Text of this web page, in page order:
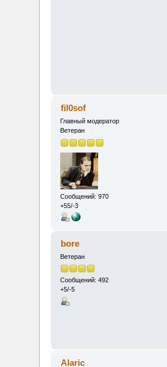
fil0sof
Главный модератор
Ветеран
Сообщений: 970
+55/-3
bore
Ветеран
Сообщений: 492
+5/-5
Alaric